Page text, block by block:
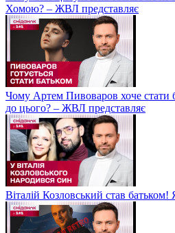
Хомою? – ЖВЛ представляє
Чому Артем Пивоваров хоче стати
до цього? – ЖВЛ представляє
Віталій Козловський став батьком!